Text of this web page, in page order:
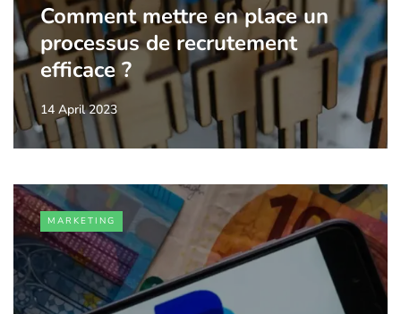
Comment mettre en place un
processus de recrutement
efficace ?
14 April 2023
MARKETING